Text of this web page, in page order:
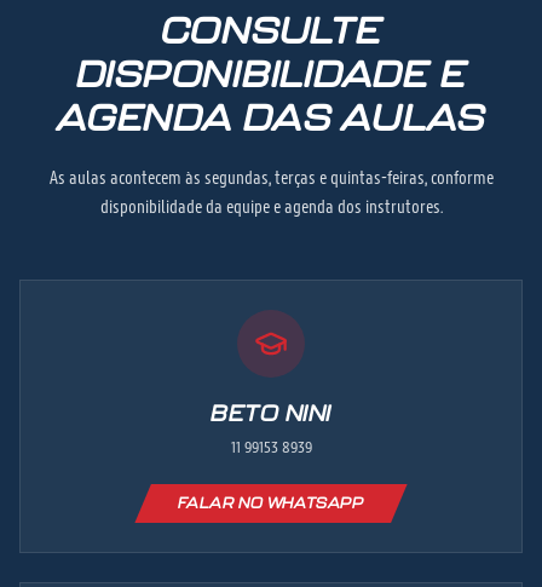
CONSULTE
DISPONIBILIDADE E
AGENDA DAS AULAS
As aulas acontecem às segundas, terças e quintas-feiras, conforme
disponibilidade da equipe e agenda dos instrutores.
BETO NINI
11 99153 8939
FALAR NO WHATSAPP